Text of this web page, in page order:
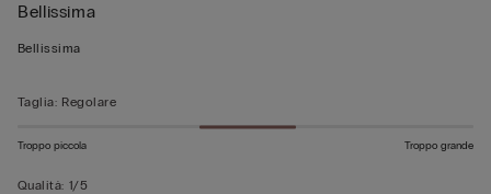
5
su
Bellissima
Bellissima
Taglia: Regolare
Troppo piccola Troppo grande
Qualità: 1/5